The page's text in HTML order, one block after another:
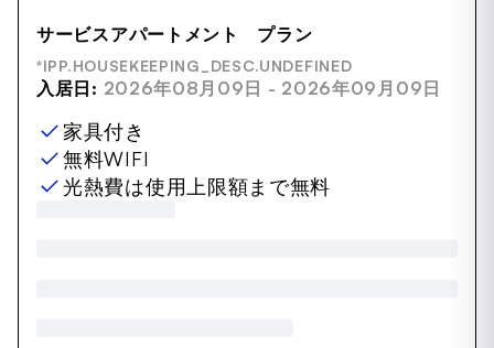
サービスアパートメント プラン
*IPP.HOUSEKEEPING_DESC.UNDEFINED
入居日: 2026年08月09日 - 2026年09月09日
家具付き
無料WIFI
光熱費は使用上限額まで無料